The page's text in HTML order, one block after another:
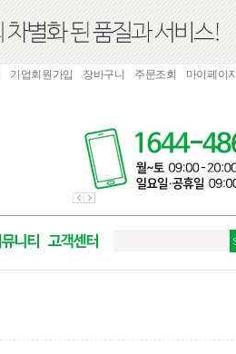
기업회원가입 장바구니 주문조회 마이페이지